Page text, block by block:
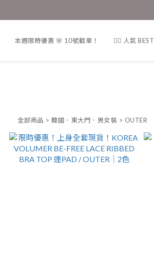
本週限時優惠 🌸 10號截單！ ❤️‍🔥 人氣 BEST
全部商品 >韓國．東大門．男女裝 > OUTER